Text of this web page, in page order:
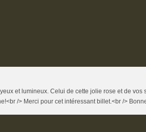
et lumineux. Celui de cette jolie rose et de vos
/> Merci pour cet intéressant billet.<br />